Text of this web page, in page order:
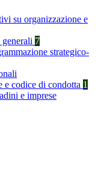
su organizzazione e
7
strategico-
e codice di condotta 1
e imprese